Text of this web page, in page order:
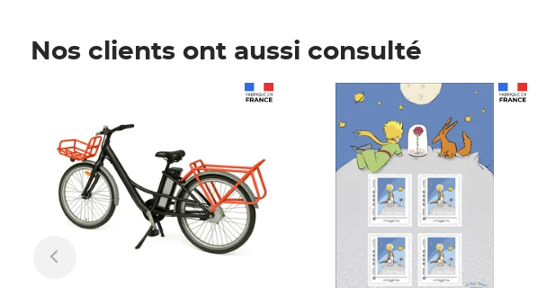
Nos clients ont aussi consulté
Prix 6,25€ HT